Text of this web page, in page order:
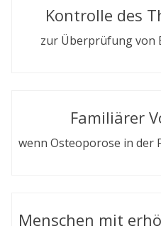
Kontrolle des
zur Überprüfung von
Familiärer
wenn Osteoporose in der
Menschen mit